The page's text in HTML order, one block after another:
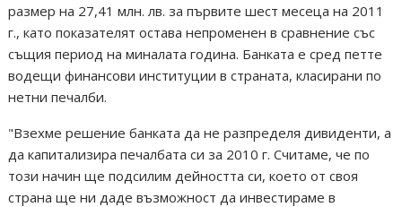
размер на 27,41 млн. лв. за първите шест месеца на 2011
г., като показателят остава непроменен в сравнение със
същия период на миналата година. Банката е сред петте
водещи финансови институции в страната, класирани по
нетни печалби.
"Взехме решение банката да не разпределя дивиденти, а
да капитализира печалбата си за 2010 г. Считаме, че по
този начин ще подсилим дейността си, което от своя
страна ще ни даде възможност да инвестираме в